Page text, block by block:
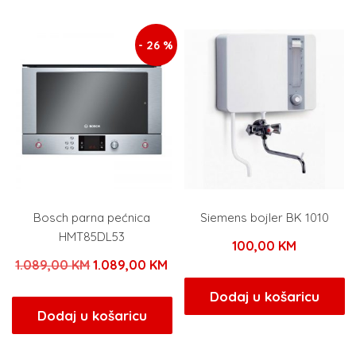
- 26 %
Bosch parna pećnica
HMT85DL53
1.089,00KMIzvorna
bila
je:
1.089,00 KM
1.089,00 KM.
Dodaj u košaricu
Siemens bojler BK 1010
100,00 KM
Dodaj u košaricu